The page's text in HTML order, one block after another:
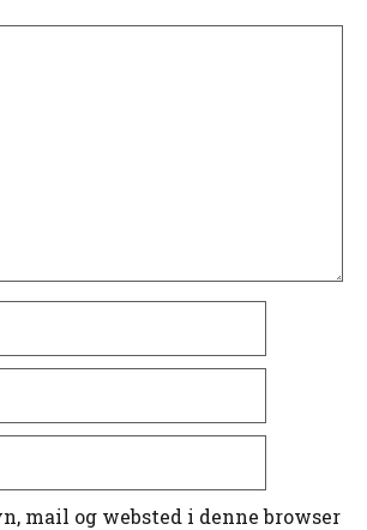
mail og websted i denne browser